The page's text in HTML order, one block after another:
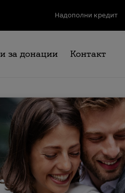
Надополни кредит
за донации Контакт